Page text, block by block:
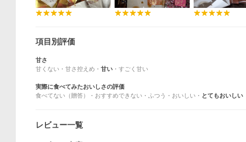
項目別評価
甘さ
甘くない ・ 甘さ控えめ ・ 甘い ・ すごく甘い
実際に食べてみたおいしさの評価
食べてない（贈答）
・ おすすめできない ・ ふつう ・ おいしい ・ とてもおいしい
レビュー一覧